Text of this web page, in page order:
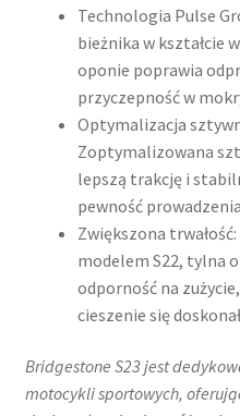
Technologia Pulse
bieżnika w kształcie
oponie poprawia
przyczepność w
Optymalizacja
Zoptymalizowana
lepszą trakcję i
pewność
Zwiększona
modelem S22, tylna
odporność na
cieszenie się
Bridgestone S23 jest
motocykli sportowych,